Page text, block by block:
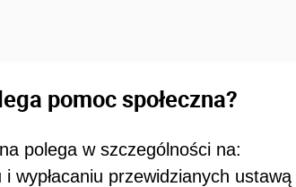
pomoc społeczna?
polega w szczególności na:
wypłacaniu przewidzianych